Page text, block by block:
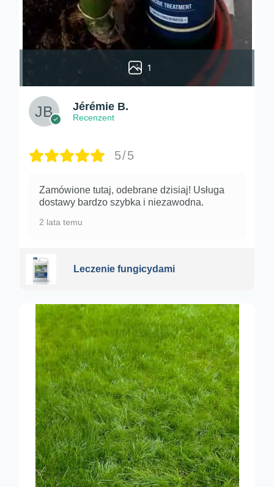
1
Jérémie B.
Recenzent
5/5
Zamówione tutaj, odebrane dzisiaj! Usługa
dostawy bardzo szybka i niezawodna.
2 lata temu
Leczenie fungicydami